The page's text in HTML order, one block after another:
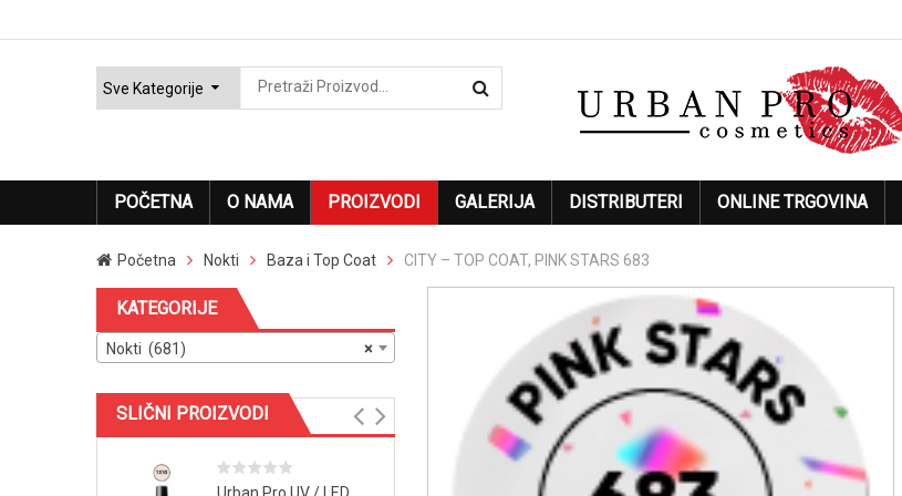
POČETNA O NAMA PROIZVODI GALERIJA DISTRIBUTERI ONLINE TRGOVINA
Početna Nokti Baza i Top Coat CITY – TOP COAT, PINK STARS 683
KATEGORIJE
×
Nokti (681)
SLIČNI PROIZVODI